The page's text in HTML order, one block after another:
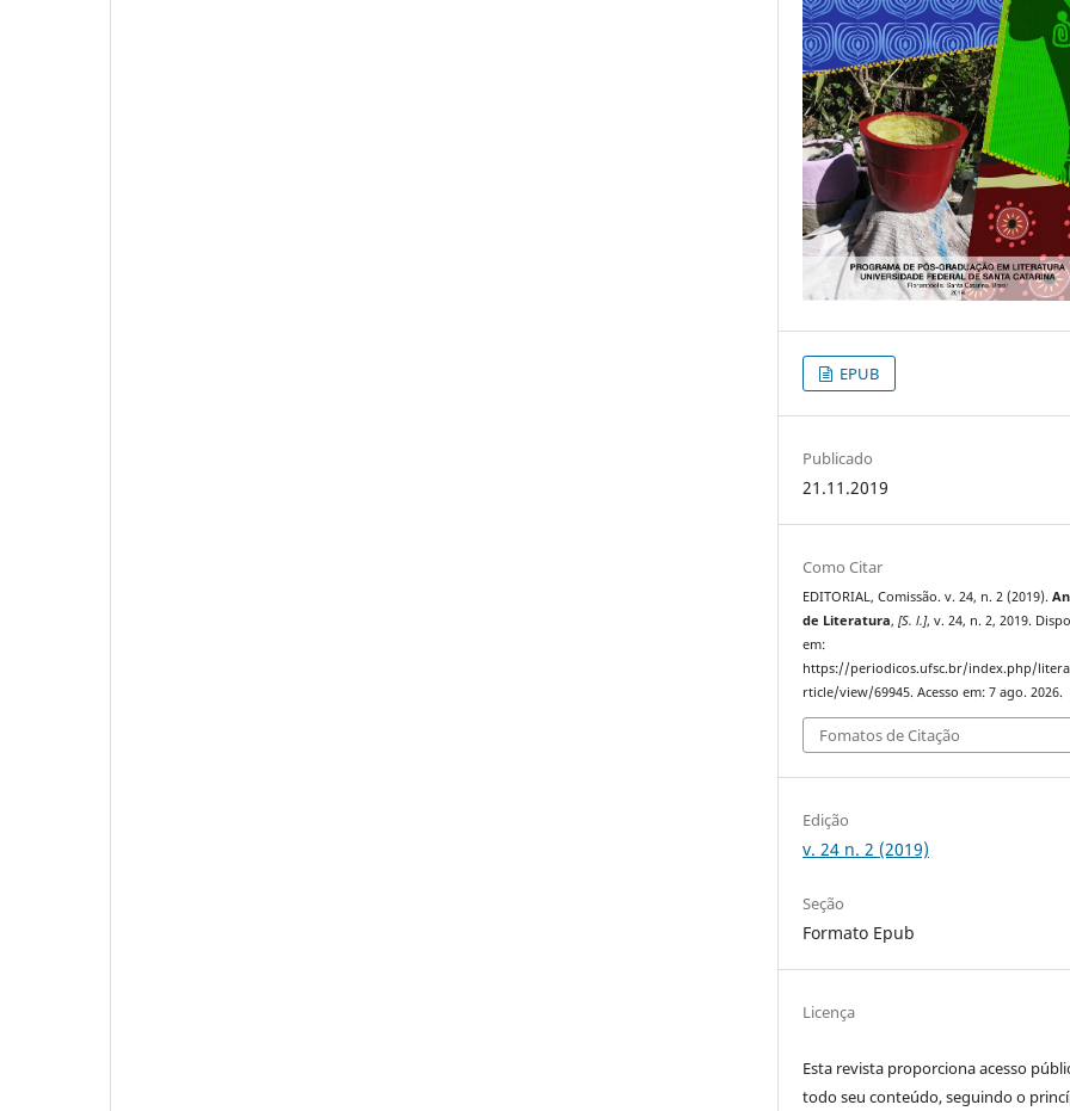
EPUB
Publicado
21.11.2019
Como Citar
EDITORIAL, Comissão. v. 24, n. 2 (2019).
de Literatura,[S. l.], v. 24, n. 2, 2019.
em:
https://periodicos.ufsc.br/index.php/
rticle/view/69945. Acesso em: 7 ago. 2026.
Fomatos de Citação
Edição
v. 24 n. 2 (2019)
Seção
Formato Epub
Licença
Esta revista proporciona acesso
todo seu conteúdo, seguindo o